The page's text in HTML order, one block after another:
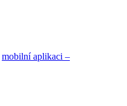
mobilní aplikaci –